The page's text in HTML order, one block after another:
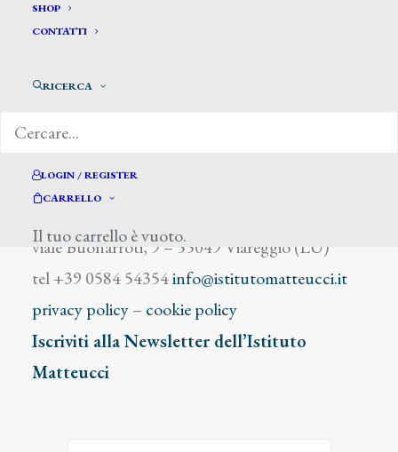
SHOP
CONTATTI
RICERCA
LOGIN / REGISTER
CARRELLO
Il tuo carrello è vuoto.
viale Buonarroti, 9 – 55049 Viareggio (LU)
tel +39 0584 54354info@istitutomatteucci.it
privacy policy– cookie policy
Iscriviti alla Newsletter dell’Istituto
Matteucci